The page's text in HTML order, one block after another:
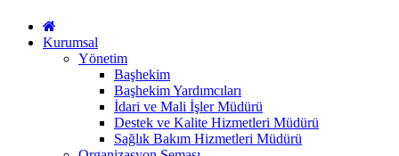
Kurumsal
Yönetim
Başhekim
Başhekim Yardımcıları
İdari ve Mali İşler Müdürü
Destek ve Kalite Hizmetleri Müdürü
Sağlık Bakım Hizmetleri Müdürü